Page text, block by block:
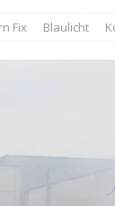
Fix Blaulicht